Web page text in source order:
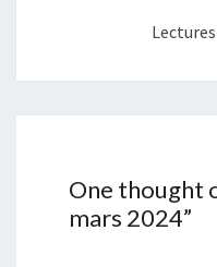
One thought
mars 2024”